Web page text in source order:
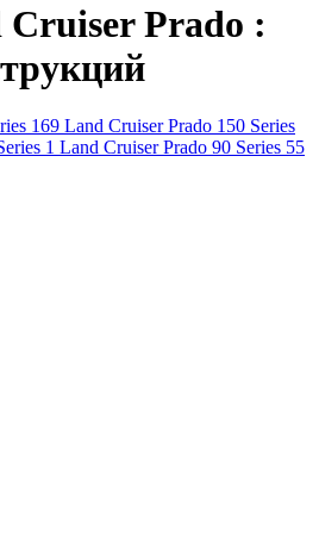
Prado :
169 Land Cruiser Prado 150 Series
1 Land Cruiser Prado 90 Series 55